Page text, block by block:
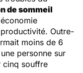
de sommeil
Outre-
moins de 6
personne sur
cinq souffre